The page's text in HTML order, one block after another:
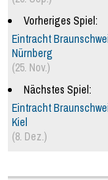
Vorheriges Spiel:
Eintracht
Nürnberg
(25. Nov.)
Nächstes Spiel:
Eintracht
Kiel
(8. Dez.)